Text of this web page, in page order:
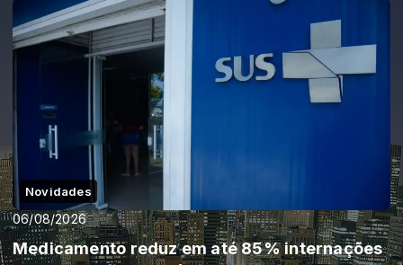
Novidades
06/08/2026
Medicamento reduz em até 85% internações